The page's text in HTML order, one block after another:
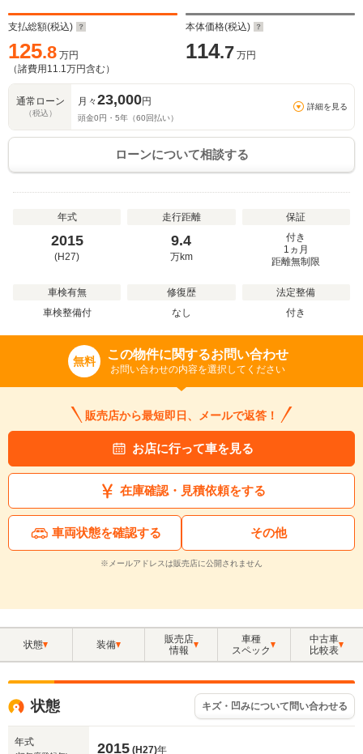
支払総額(税込)
125.8 万円
（諸費用 11.1万円含む）
本体価格(税込)
114.7 万円
通常ローン
（税込）
月々23,000円
頭金0円・ 5年（60 回払い）
詳細を見る
ローンについて相談する
年式
2015
(H27)
走行距離
9.4
万km
保証
付き
1ヵ月
距離無制限
車検有無
車検整備付
修復歴
なし
法定整備
付き
無料 この物件に関するお問い合わせ
お問い合わせの内容を選択してください
販売店から最短即日、メールで返答！
お店に行って車を見る
在庫確認・見積依頼をする
車両状態を確認する その他
※メールアドレスは販売店に公開されません
状態 装備
販売店
情報
車種
スペック
中古車
比較表
状態 キズ・凹みについて問い合わせる
年式 2015 (H27)年